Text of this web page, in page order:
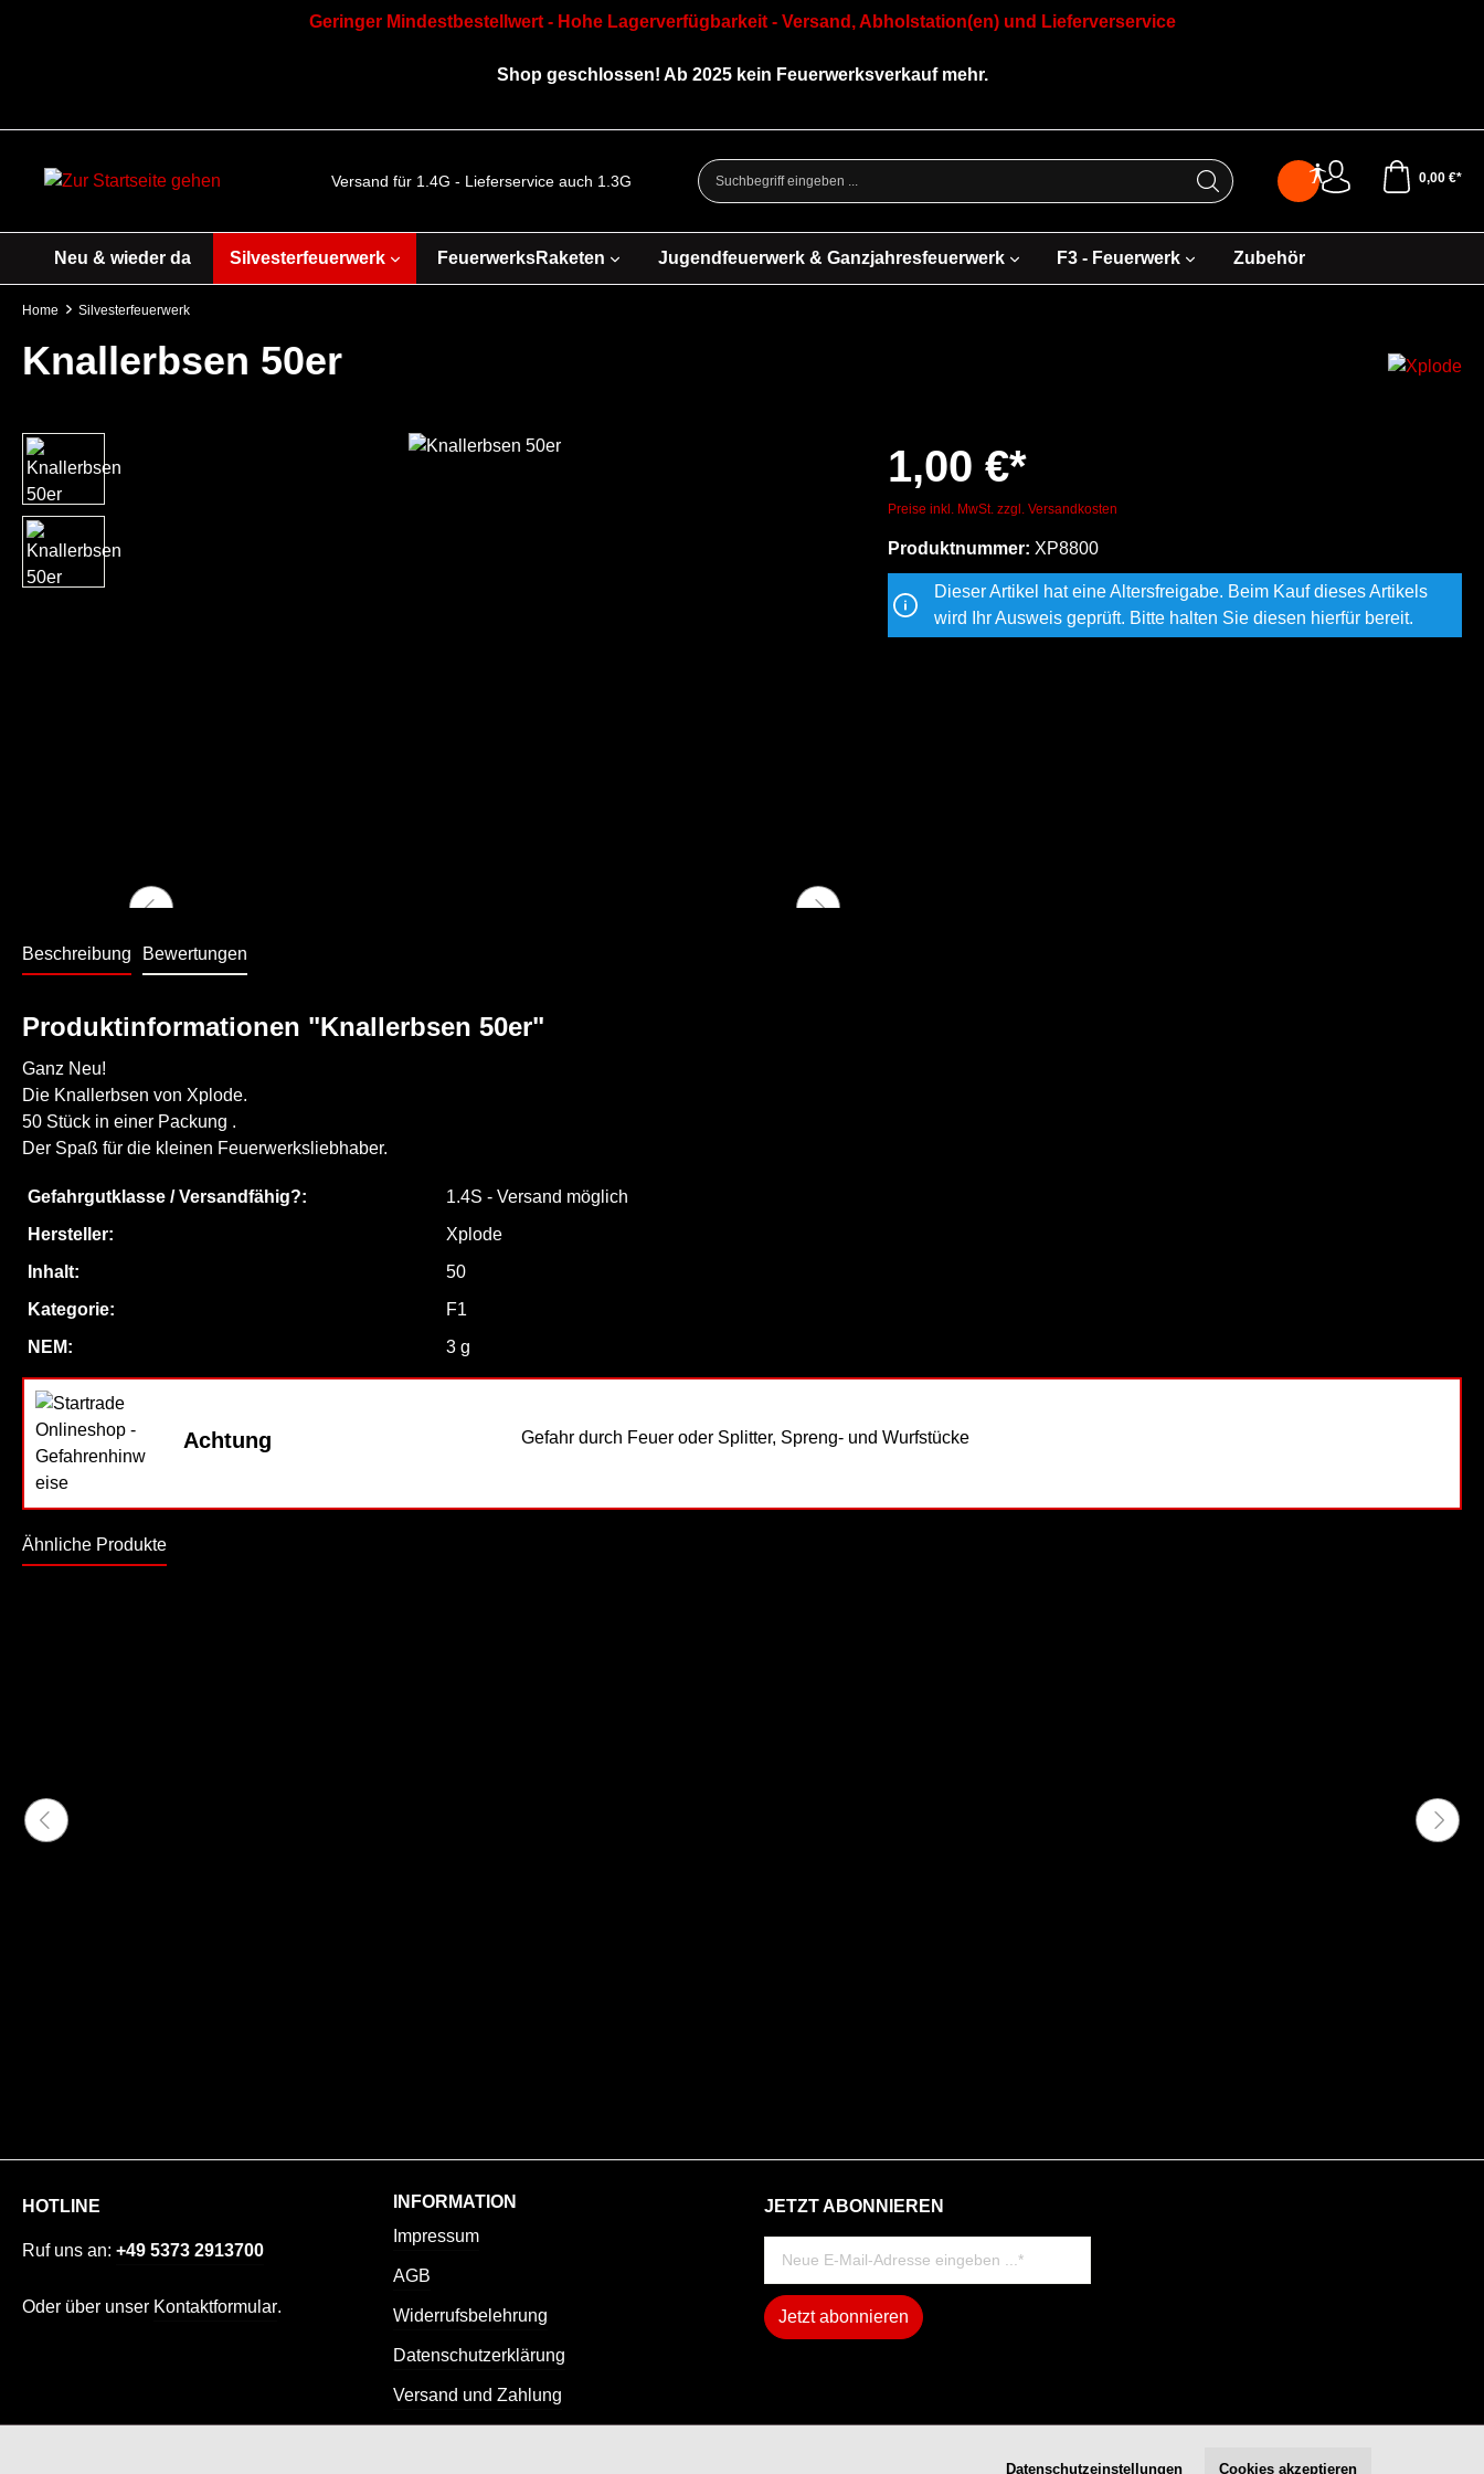
Geringer Mindestbestellwert - Hohe Lagerverfügbarkeit - Versand, Abholstation(en) und Lieferverservice
Shop geschlossen! Ab 2025 kein Feuerwerksverkauf mehr.
Versand für 1.4G - Lieferservice auch 1.3G 0,00 €*
Neu & wieder da Silvesterfeuerwerk FeuerwerksRaketen Jugendfeuerwerk & Ganzjahresfeuerwerk F3 - Feuerwerk Zubehör
Home Silvesterfeuerwerk
Knallerbsen 50er
1,00 €*
Preise inkl. MwSt. zzgl. Versandkosten
Produktnummer: XP8800
Dieser Artikel hat eine Altersfreigabe. Beim Kauf dieses Artikels
wird Ihr Ausweis geprüft. Bitte halten Sie diesen hierfür bereit.
Beschreibung Bewertungen
Produktinformationen "Knallerbsen 50er"
Ganz Neu!
Die Knallerbsen von Xplode.
50 Stück in einer Packung .
Der Spaß für die kleinen Feuerwerksliebhaber.
Gefahrgutklasse / Versandfähig?:
1.4S - Versand möglich
Hersteller:
Xplode
Inhalt:
50
Kategorie:
F1
NEM:
3 g
Achtung Gefahr durch Feuer oder Splitter, Spreng- und Wurfstücke
Ähnliche Produkte
HOTLINE
Ruf uns an: +49 5373 2913700
Oder über unser Kontaktformular.
INFORMATION
Impressum
AGB
Widerrufsbelehrung
Datenschutzerklärung
Versand und Zahlung
JETZT ABONNIEREN
Jetzt abonnieren
Datenschutzeinstellungen Cookies akzeptieren